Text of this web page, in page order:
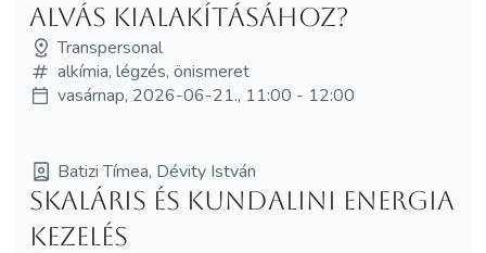
alvás kialakításához?
Transpersonal
alkímia, légzés, önismeret
vasárnap, 2026-06-21., 11:00 - 12:00
Batizi Tímea, Dévity István
SKALÁRIS ÉS KUNDALINI ENERGIA
KEZELÉS